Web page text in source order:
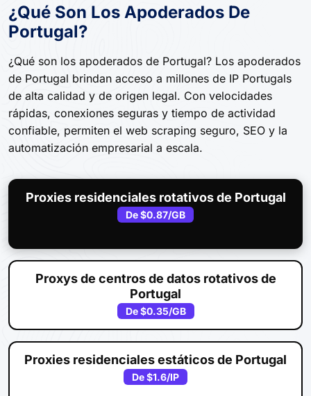
¿Qué Son Los Apoderados De
Portugal?
¿Qué son los apoderados de Portugal? Los apoderados
de Portugal brindan acceso a millones de IP Portugals
de alta calidad y de origen legal. Con velocidades
rápidas, conexiones seguras y tiempo de actividad
confiable, permiten el web scraping seguro, SEO y la
automatización empresarial a escala.
Proxies residenciales rotativos de Portugal
De$0.87/GB
Proxys de centros de datos rotativos de
Portugal
De$0.35/GB
Proxies residenciales estáticos de Portugal
De$1.6/IP